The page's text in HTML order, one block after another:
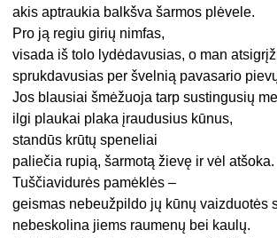
akis aptraukia balkšva šarmos plėvele.
Pro ją regiu girių nimfas,
visada iš tolo lydėdavusias, o man
sprukdavusias per švelnią pavasario
Jos blausiai šmėžuoja tarp sustingusių
ilgi plaukai plaka įraudusius kūnus,
standūs krūtų speneliai
paliečia rupią, šarmotą žievę ir vėl atšoka.
Tuščiavidurės pamėklės –
geismas nebeužpildo jų kūnų vaizduotės
nebeskolina jiems raumenų bei kaulų.